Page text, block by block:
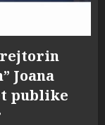
Joana
publike